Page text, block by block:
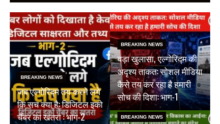
BREAKING NEWS
जब एल्गोरिद्म तय करने लगे
कि सच क्या है: डिजिटल इको
चैंबर का खतरा : भाग-2
BREAKING NEWS
बड़ा खुलासा, एल्गोरिद्म की
अदृश्य ताकत: सोशल मीडिया
कैसे तय कर रहा है हमारी
सोच की दिशा: भाग-1
BREAKING NEWS